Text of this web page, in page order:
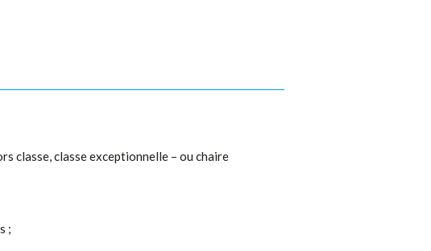
classe, classe exceptionnelle – ou chaire
;